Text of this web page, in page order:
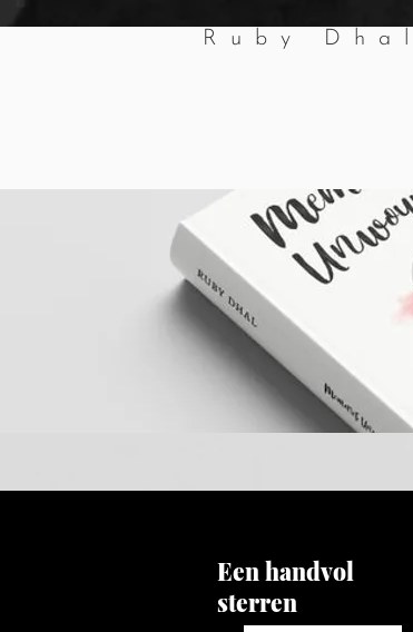
Ruby Dhal
Een handvol
sterren